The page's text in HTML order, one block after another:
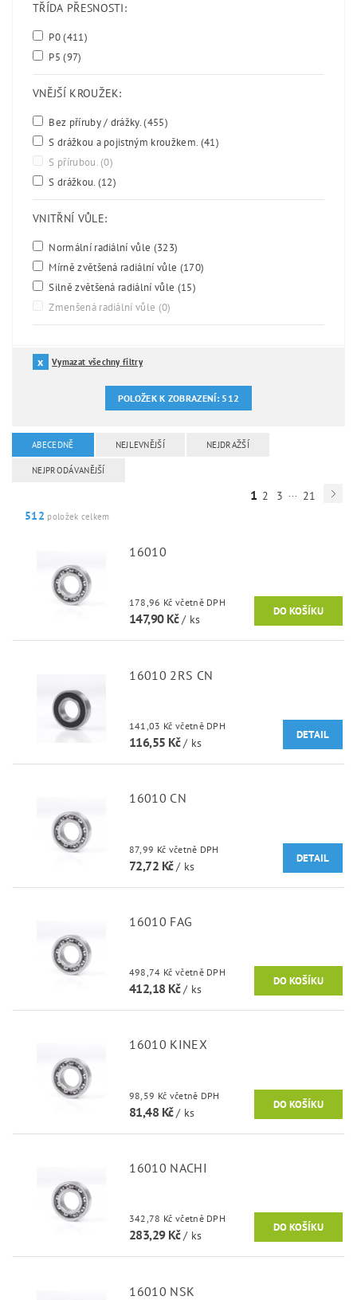
TŘÍDA PŘESNOSTI:
P0(411)
P5(97)
VNĚJŠÍ KROUŽEK:
Bez příruby / drážky.(455)
S drážkou a pojistným kroužkem. (41)
S přírubou. (0)
S drážkou. (12)
VNITŘNÍ VŮLE:
Normální radiální vůle (323)
Mírně zvětšená radiální vůle (170)
Silně zvětšená radiální vůle (15)
Zmenšená radiální vůle (0)
Vymazat všechny filtry
POLOŽEK K ZOBRAZENÍ: 512
ABECEDNĚ NEJLEVNĚJŠÍ NEJDRAŽŠÍ
NEJPRODÁVANĚJŠÍ
1 2 3 ... 21
512 položek celkem
16010
178,96 Kč včetně DPH
147,90 Kč/ ks
16010 2RS CN
141,03 Kč včetně DPH
116,55 Kč/ ks
DETAIL
16010 CN
87,99 Kč včetně DPH
72,72 Kč/ ks
DETAIL
16010 FAG
498,74 Kč včetně DPH
412,18 Kč/ ks
16010 KINEX
98,59 Kč včetně DPH
81,48 Kč/ ks
16010 NACHI
342,78 Kč včetně DPH
283,29 Kč/ ks
16010 NSK